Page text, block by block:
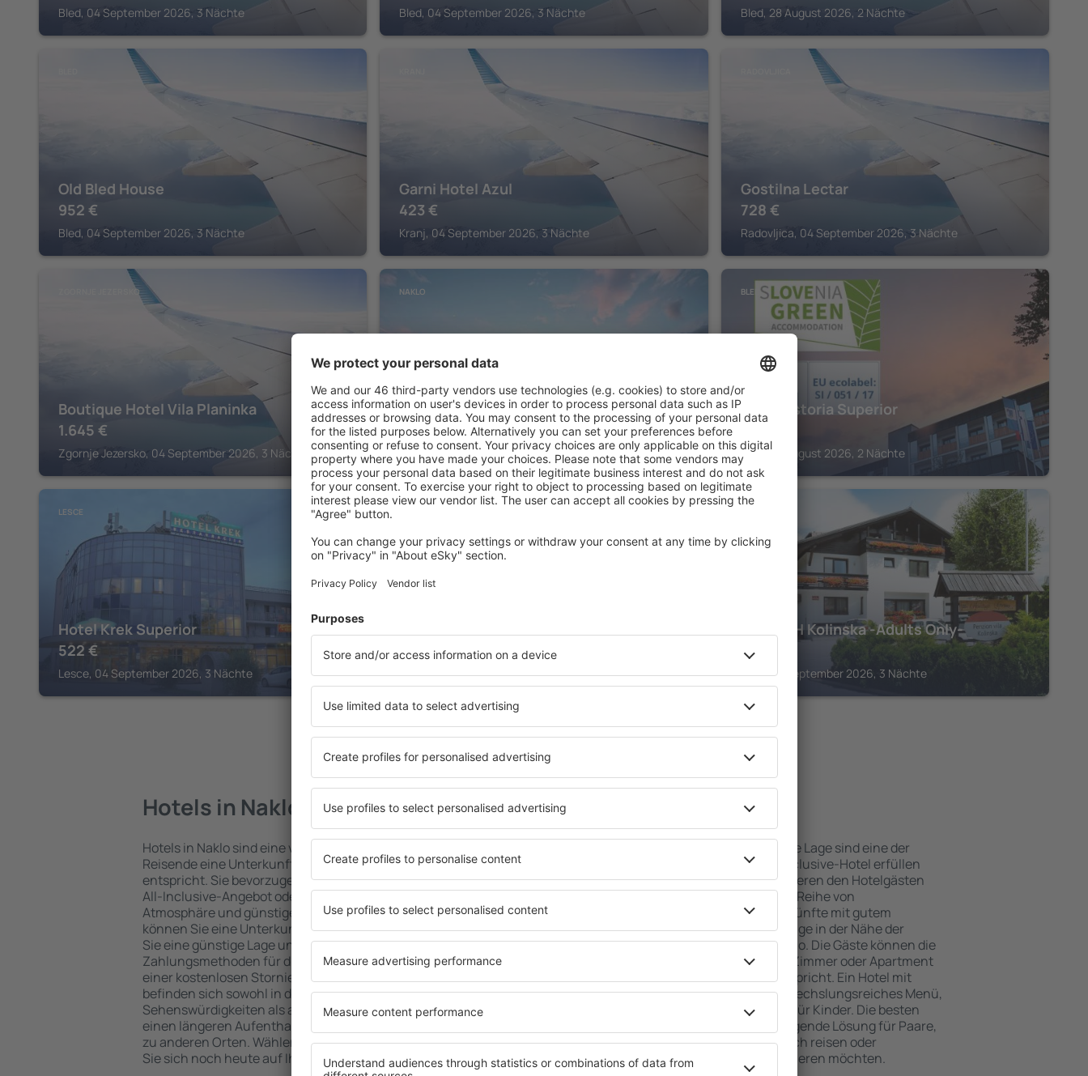
Bled, 04 September 2026, 3 Nächte Bled, 04 September 2026, 3 Nächte Bled, 28 August 2026, 2 Nächte
Old Bled House
952 €
Bled, 04 September 2026, 3 Nächte
Garni Hotel Azul
423 €
Kranj, 04 September 2026, 3 Nächte
Gostilna Lectar
728 €
Radovljica, 04 September 2026, 3 Nächte
ZGORNJE JEZERSKO
Boutique Hotel Vila Planinka
1.645 €
Zgornje Jezersko, 04 September 2026, 3 Nächte
NAKLO
Hotel Marinšek
450€
Naklo, 17 August 2026, 3 Nächte
BLED
Hotel Astoria Superior
Bled, 28 August 2026, 2 Nächte
LESCE
Hotel Krek Superior
522 €
Lesce, 04 September 2026, 3 Nächte
913€
Bled, 04 September 2026, 3 Nächte
Hotel GH Kolinska -Adults Only-
706
Bled, 04 September 2026, 3 Nächte
Mehr Hotels ansehen in Naklo
Hotels in Naklo
Hotels in Naklo sind eine vielfältige Unterkunftsbasis, in der jeder
Reisende eine Unterkunft findet, die seinen Erwartungen
entspricht. Sie bevorzugen ein Hotel mit hohem Standard und
All-Inclusive-Angebot oder wählen Hotels aus, die eine intime
Atmosphäre und günstige Unterkünfte garantieren? in Naklo
können Sie eine Unterkunft für jede Geldtasche buchen! Wählen
Sie eine günstige Lage und den Standard des Hotels sowie die
Zahlungsmethoden für die Unterkunft aus und die Möglichkeit
einer kostenlosen Stornierung der Buchung. Hotels in Naklo
befinden sich sowohl in der Nähe der beliebtesten
Sehenswürdigkeiten als auch abseits der Masse. Perfekt für
einen längeren Aufenthalt und als Ausgangspunkt für Ausflüge
zu anderen Orten. Wählen Sie ein Hotel für sich aus und bereiten
Sie sich noch heute auf Ihre Reise oder Geschäftsreise vor!
Naklo – beste Hotels
Umfassender Service und eine attraktive Lage sind eine der
wichtigsten Bedingungen, die ein All-Inclusive-Hotel erfüllen
muss. Die besten Hotels in Naklo garantieren den Hotelgästen
einen hervorragenden Service und eine Reihe von
Annehmlichkeiten. Hochwertige Unterkünfte mit gutem
Standard bieten eine ausgezeichnete Lage in der Nähe der
wichtigsten Sehenswürdigkeiten in Naklo. Die Gäste können die
kostenlosen Parkplätze nutzen und ein Zimmer oder Apartment
auswählen, das ihren Erwartungen entspricht. Ein Hotel mit
hohem Standard umfasst ebenfalls abwechslungsreiches Menü,
SPA oder Fitnesszone und Attraktionen für Kinder. Die besten
Unterkünfte in Naklo sind eine hervorragende Lösung für Paare,
Familien sowie Personen, die geschäftlich reisen oder
Schulungen für ihre Mitarbeiter organisieren möchten.